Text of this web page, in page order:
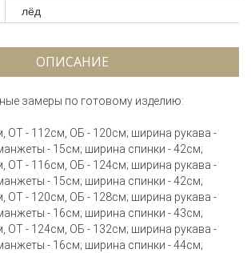
лёд
ОПИСАНИЕ
замеры по готовому изделию:
ОТ - 112см, ОБ - 120см; ширина рукава -
- 15см; ширина спинки - 42см;
ОТ - 116см, ОБ - 124см; ширина рукава -
- 15см; ширина спинки - 42см;
ОТ - 120см, ОБ - 128см; ширина рукава -
- 16см; ширина спинки - 43см;
ОТ - 124см, ОБ - 132см; ширина рукава -
- 16см; ширина спинки - 44см;